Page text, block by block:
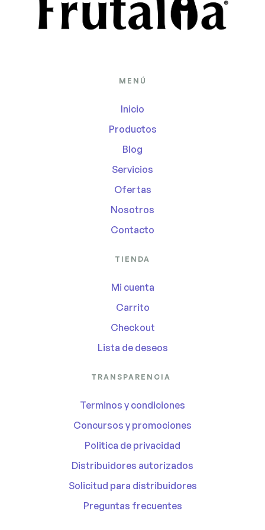
MENÚ
Inicio
Productos
Blog
Servicios
Ofertas
Nosotros
Contacto
TIENDA
Mi cuenta
Carrito
Checkout
Lista de deseos
TRANSPARENCIA
Terminos y condiciones
Concursos y promociones
Politica de privacidad
Distribuidores autorizados
Solicitud para distribuidores
Preguntas frecuentes